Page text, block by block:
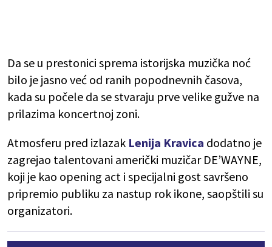
Da se u prestonici sprema istorijska muzička noć
bilo je jasno već od ranih popodnevnih časova,
kada su počele da se stvaraju prve velike gužve na
prilazima koncertnoj zoni.
Atmosferu pred izlazak Lenija Kravica dodatno je
zagrejao talentovani američki muzičar DE’WAYNE,
koji je kao opening act i specijalni gost savršeno
pripremio publiku za nastup rok ikone, saopštili su
organizatori.